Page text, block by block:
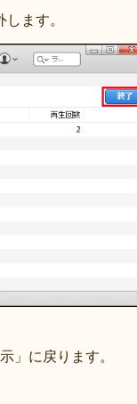
ます。
」に戻ります。